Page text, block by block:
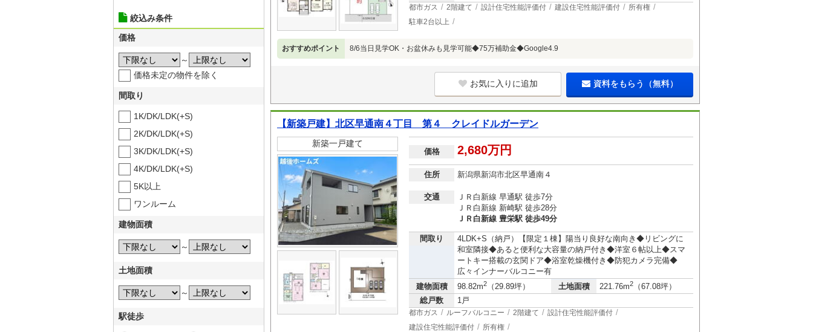
都市ガス 2階建て 設計住宅性能評価付 建設住宅性能評価付
所有権
駐車2台以上
おすすめポイント 8/6当日見学OK・お盆休みも見学可能◆75万補助金◆Google4.9
お気に入りに追加 資料をもらう（無料）
【新築戸建】北区早通南４丁目 第４ クレイドルガーデン
新築一戸建て
価格 2,680万円
住所 新潟県新潟市北区早通南４
交通
ＪＲ白新線 早通駅 徒歩7分
ＪＲ白新線 新崎駅 徒歩28分
ＪＲ白新線 豊栄駅 徒歩49分
間取り
4LDK+S（納戸）【限定１棟】陽当り良好な南向き◆リビングに
和室隣接◆あると便利な大容量の納戸付き◆洋室６帖以上◆スマ
ートキー搭載の玄関ドア◆浴室乾燥機付き◆防犯カメラ完備◆
広々インナーバルコニー有
建物面積
98.82m2 （29.89坪） 土地面積 221.76m2
（67.08坪）
総戸数
1戸
都市ガス ルーフバルコニー 2階建て
設計住宅性能評価付
建設住宅性能評価付
所有権
絞込み条件
価格
～
価格未定の物件を除く
間取り
1K/DK/LDK(+S)
2K/DK/LDK(+S)
3K/DK/LDK(+S)
4K/DK/LDK(+S)
5K以上
ワンルーム
建物面積
～
土地面積
～
駅徒歩